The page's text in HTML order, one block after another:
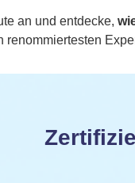
an und entdecke,
renommiertesten